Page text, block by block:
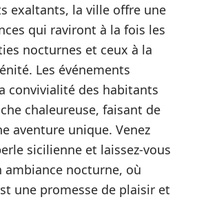
exaltants, la ville offre une
qui raviront à la fois les
nocturnes et ceux à la
Les événements
convivialité des habitants
chaleureuse, faisant de
aventure unique. Venez
sicilienne et laissez-vous
ambiance nocturne, où
une promesse de plaisir et